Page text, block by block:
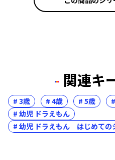
関連キ
# 3歳 # 4歳 # 5歳
# 幼児 ドラえもん
# 幼児 ドラえもん はじめての